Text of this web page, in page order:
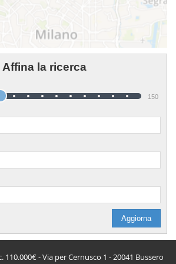
Affina la ricerca
150
110.000€ - Via per Cernusco 1 - 20041 Bussero